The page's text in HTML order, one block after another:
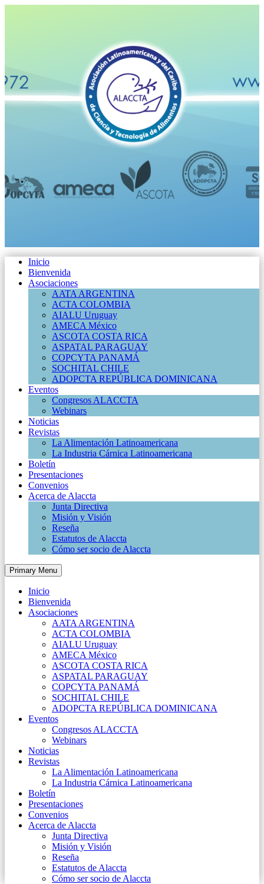
Inicio
Bienvenida
Asociaciones
AATA ARGENTINA
ACTA COLOMBIA
AIALU Uruguay
AMECA México
ASCOTA COSTA RICA
ASPATAL PARAGUAY
COPCYTA PANAMÁ
SOCHITAL CHILE
ADOPCTA REPÚBLICA DOMINICANA
Eventos
Congresos ALACCTA
Webinars
Noticias
Revistas
La Alimentación Latinoamericana
La Industria Cárnica Latinoamericana
Boletín
Presentaciones
Convenios
Acerca de Alaccta
Junta Directiva
Misión y Visión
Reseña
Estatutos de Alaccta
Cómo ser socio de Alaccta
Primary Menu
Inicio
Bienvenida
Asociaciones
AATA ARGENTINA
ACTA COLOMBIA
AIALU Uruguay
AMECA México
ASCOTA COSTA RICA
ASPATAL PARAGUAY
COPCYTA PANAMÁ
SOCHITAL CHILE
ADOPCTA REPÚBLICA DOMINICANA
Eventos
Congresos ALACCTA
Webinars
Noticias
Revistas
La Alimentación Latinoamericana
La Industria Cárnica Latinoamericana
Boletín
Presentaciones
Convenios
Acerca de Alaccta
Junta Directiva
Misión y Visión
Reseña
Estatutos de Alaccta
Cómo ser socio de Alaccta